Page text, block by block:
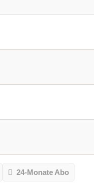
24-Monate Abo